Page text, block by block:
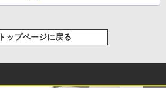
トップページに戻る